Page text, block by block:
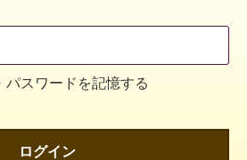
パスワードを記憶する
ログイン